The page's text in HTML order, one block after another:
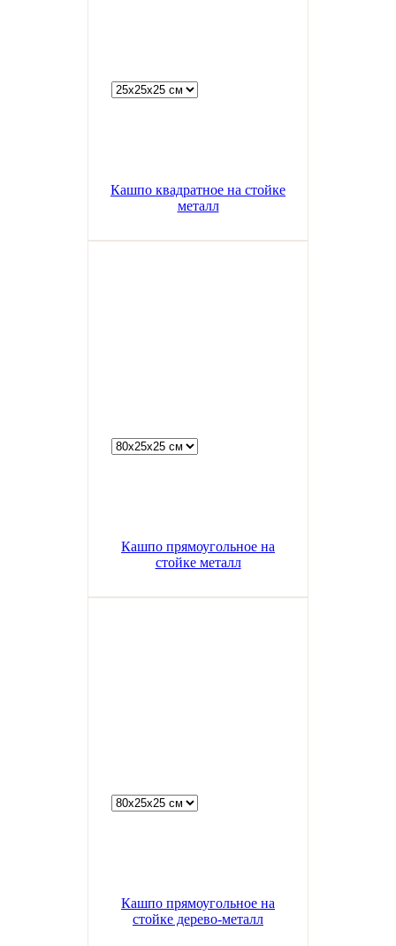
Кашпо квадратное на стойке
металл
Кашпо прямоугольное на
стойке металл
Кашпо прямоугольное на
стойке дерево-металл